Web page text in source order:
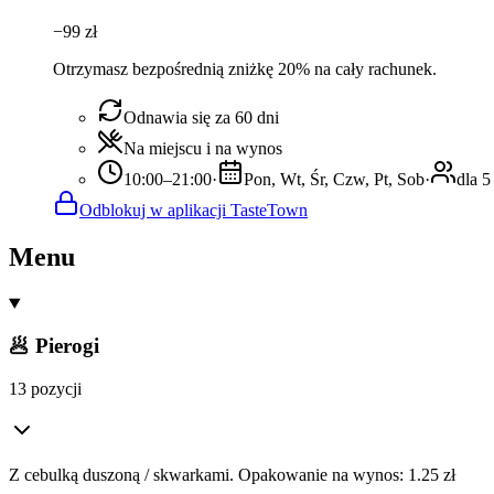
−99 zł
Otrzymasz bezpośrednią zniżkę 20% na cały rachunek.
Odnawia się za 60 dni
Na miejscu i na wynos
10:00–21:00· Pon, Wt, Śr, Czw, Pt, Sob·
dla 5
Odblokuj w aplikacji TasteTown
Menu
🥟 Pierogi
13 pozycji
Z cebulką duszoną / skwarkami. Opakowanie na wynos: 1.25 zł